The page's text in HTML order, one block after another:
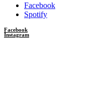
Facebook
Spotify
Facebook
Instagram